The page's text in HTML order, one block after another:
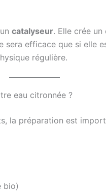
catalyseur. Elle crée
efficace que si elle
régulière.
eau citronnée ?
la préparation est
bio)